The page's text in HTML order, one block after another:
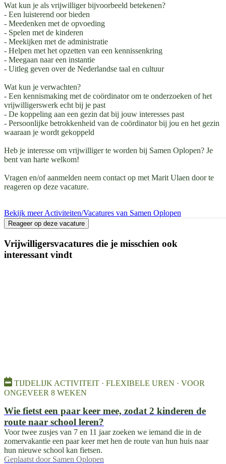
Wat kun je als vrijwilliger bijvoorbeeld betekenen?
- Een luisterend oor bieden
- Meedenken met de opvoeding
- Spelen met de kinderen
- Meekijken met de administratie
- Helpen met het opzetten van een kennissenkring
- Meegaan naar een instantie
- Uitleg geven over de Nederlandse taal en cultuur
Wat kun je verwachten?
- Een kennismaking met de coördinator om te onderzoeken of het
vrijwilligerswerk echt bij je past
- De koppeling aan een gezin dat bij jouw interesses past
- Persoonlijke betrokkenheid van de coördinator bij jou en het gezin
waaraan je wordt gekoppeld
Heb je interesse om vrijwilliger te worden bij Samen Oplopen? Je
bent van harte welkom!
Vragen en/of aanmelden neem contact op met Marit Ulaen door te
reageren op deze vacature.
Bekijk meer Activiteiten/Vacatures van Samen Oplopen
Reageer op deze vacature
Vrijwilligersvacatures die je misschien ook
interessant vindt
TIJDELIJK ACTIVITEIT · FLEXIBELE UREN · VOOR
ONGEVEER 8 WEKEN
Wie fietst een paar keer mee, zodat 2 kinderen de
route naar school leren?
Voor twee zusjes van 7 en 11 jaar zoeken we iemand die in de
zomervakantie een paar keer met hen de route van hun huis naar
hun nieuwe school kan fietsen.
Geplaatst door Samen Oplopen